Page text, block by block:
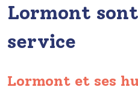
Lormont
service
Lormont et ses